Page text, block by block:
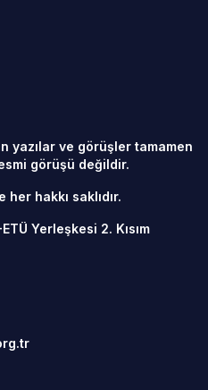
yazılar ve görüşler tamamen
görüşü değildir.
hakkı saklıdır.
Yerleşkesi 2. Kısım